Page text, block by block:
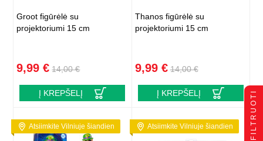
Groot figūrėlė su
projektoriumi 15 cm
9,99 € 14,00 €
Į KREPŠELĮ
Thanos figūrėlė su
projektoriumi 15 cm
9,99 € 14,00 €
Į KREPŠELĮ
Atsiimkite Vilniuje šiandien Atsiimkite Vilniuje šiandien FILTRUOTI